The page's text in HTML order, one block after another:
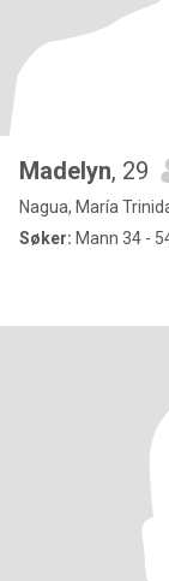
Madelyn, 29
Nagua, María
Søker: Mann 34 -